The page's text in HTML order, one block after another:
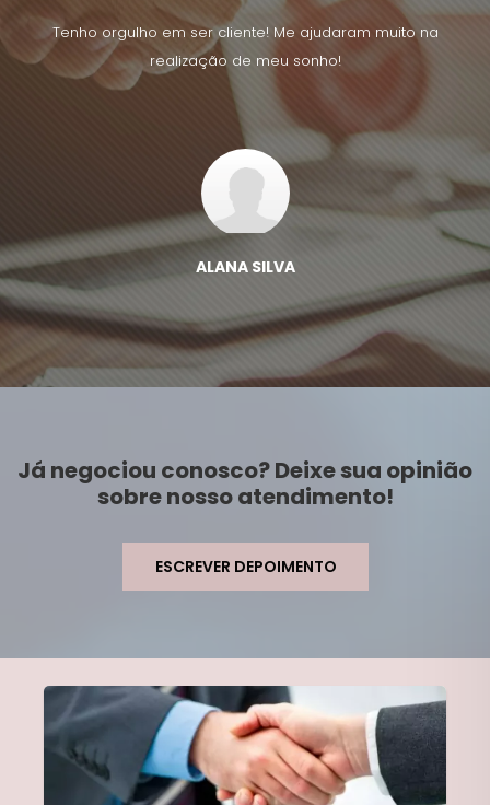
Tenho orgulho em ser cliente! Me ajudaram muito na
realização de meu sonho!
ALANA SILVA
Já negociou conosco? Deixe sua opinião
sobre nosso atendimento!
ESCREVER DEPOIMENTO